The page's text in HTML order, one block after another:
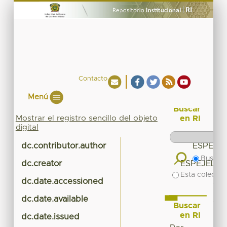
Contacto
Menú
Mostrar el registro sencillo del objeto
digital
dc.contributor.author
dc.creator ESPEJEL
dc.date.accessioned
dc.date.available
dc.date.issued
Buscar
en RI
Buscar
Esta
Buscar
en RI